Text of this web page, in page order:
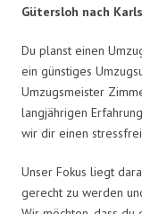
Gütersloh nach
Du planst einen
ein günstiges
Umzugsmeister
langjährigen
wir dir einen
Unser Fokus liegt
gerecht zu werden